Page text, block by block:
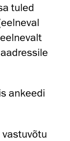
tuled
ankeedi